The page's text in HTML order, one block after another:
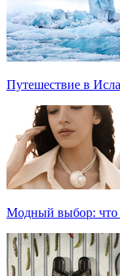
Путешествие в
Модный выбор: что